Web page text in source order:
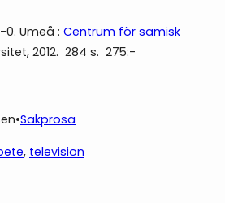
Umeå : Centrum för samisk
2012. 284 s. 275:-
•Sakprosa
, television